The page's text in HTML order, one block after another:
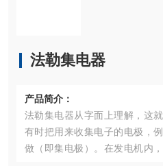
法勒集电器
产品简介：
法勒集电器从字面上理解，这
有时把用来收集电子的电极，
做（即集电极）。在发电机内